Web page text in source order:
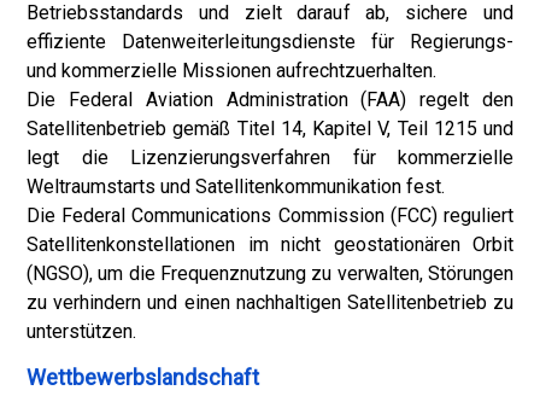
Betriebsstandards und zielt darauf ab, sichere und
effiziente Datenweiterleitungsdienste für Regierungs-
und kommerzielle Missionen aufrechtzuerhalten.
Die Federal Aviation Administration (FAA) regelt den
Satellitenbetrieb gemäß Titel 14, Kapitel V, Teil 1215 und
legt die Lizenzierungsverfahren für kommerzielle
Weltraumstarts und Satellitenkommunikation fest.
Die Federal Communications Commission (FCC) reguliert
Satellitenkonstellationen im nicht geostationären Orbit
(NGSO), um die Frequenznutzung zu verwalten, Störungen
zu verhindern und einen nachhaltigen Satellitenbetrieb zu
unterstützen.
Wettbewerbslandschaft